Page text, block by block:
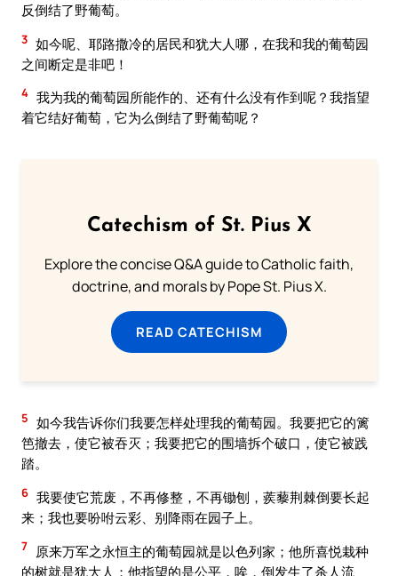
反倒结了野葡萄。
3 如今呢、耶路撒冷的居民和犹大人哪，在我和我的葡萄园
之间断定是非吧！
4 我为我的葡萄园所能作的、还有什么没有作到呢？我指望
着它结好葡萄，它为么倒结了野葡萄呢？
Catechism of St. Pius X
Explore the concise Q&A guide to Catholic faith,
doctrine, and morals by Pope St. Pius X.
READ CATECHISM
5 如今我告诉你们我要怎样处理我的葡萄园。我要把它的篱
笆撤去，使它被吞灭；我要把它的围墙拆个破口，使它被践
踏。
6 我要使它荒废，不再修整，不再锄刨，蒺藜荆棘倒要长起
来；我也要吩咐云彩、别降雨在园子上。
7
原来万军之永恒主的葡萄园就是以色列家；他所喜悦栽种
的树就是犹大人；他指望的是公平，唉，倒发生了杀人流